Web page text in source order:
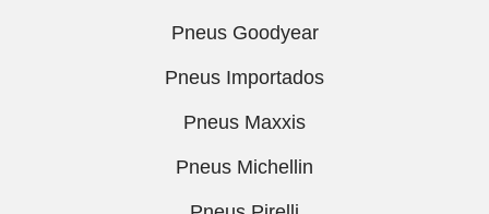
Pneus Goodyear
Pneus Importados
Pneus Maxxis
Pneus Michellin